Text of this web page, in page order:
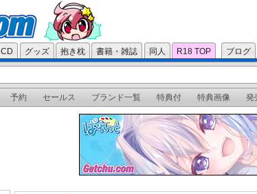
CD グッズ 抱き枕 書籍・雑誌 同人 R18 TOP ブログ
予約 セールス ブランド一覧 特典付 特典画像 発